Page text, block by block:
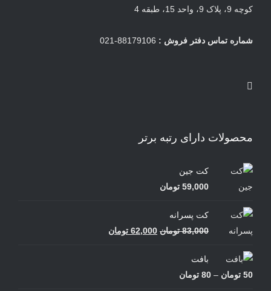
کوچه 9، پلاک 9، واحد 15، طبقه 4
شماره تماس دفتر فروش :
محصولات دارای رتبه برتر
کت جین
59,000 تومان
کت پسرانه
83,000 تومان قیمت
62,000 تومان
بافت
50 تومان –
80 تومان